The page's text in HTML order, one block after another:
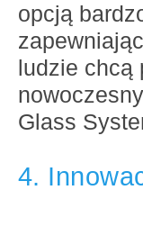
opcją
ludzie chcą
Glass
4.